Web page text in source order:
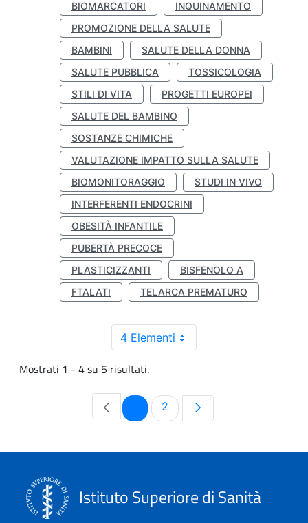
BIOMARCATORI
INQUINAMENTO
PROMOZIONE DELLA SALUTE
BAMBINI
SALUTE DELLA DONNA
SALUTE PUBBLICA
TOSSICOLOGIA
STILI DI VITA
PROGETTI EUROPEI
SALUTE DEL BAMBINO
SOSTANZE CHIMICHE
VALUTAZIONE IMPATTO SULLA SALUTE
BIOMONITORAGGIO
STUDI IN VIVO
INTERFERENTI ENDOCRINI
OBESITÀ INFANTILE
PUBERTÀ PRECOCE
PLASTICIZZANTI
BISFENOLO A
FTALATI
TELARCA PREMATURO
4 Elementi
Mostrati 1 - 4 su 5 risultati.
PaginaPagina
2
Istituto Superiore di Sanità